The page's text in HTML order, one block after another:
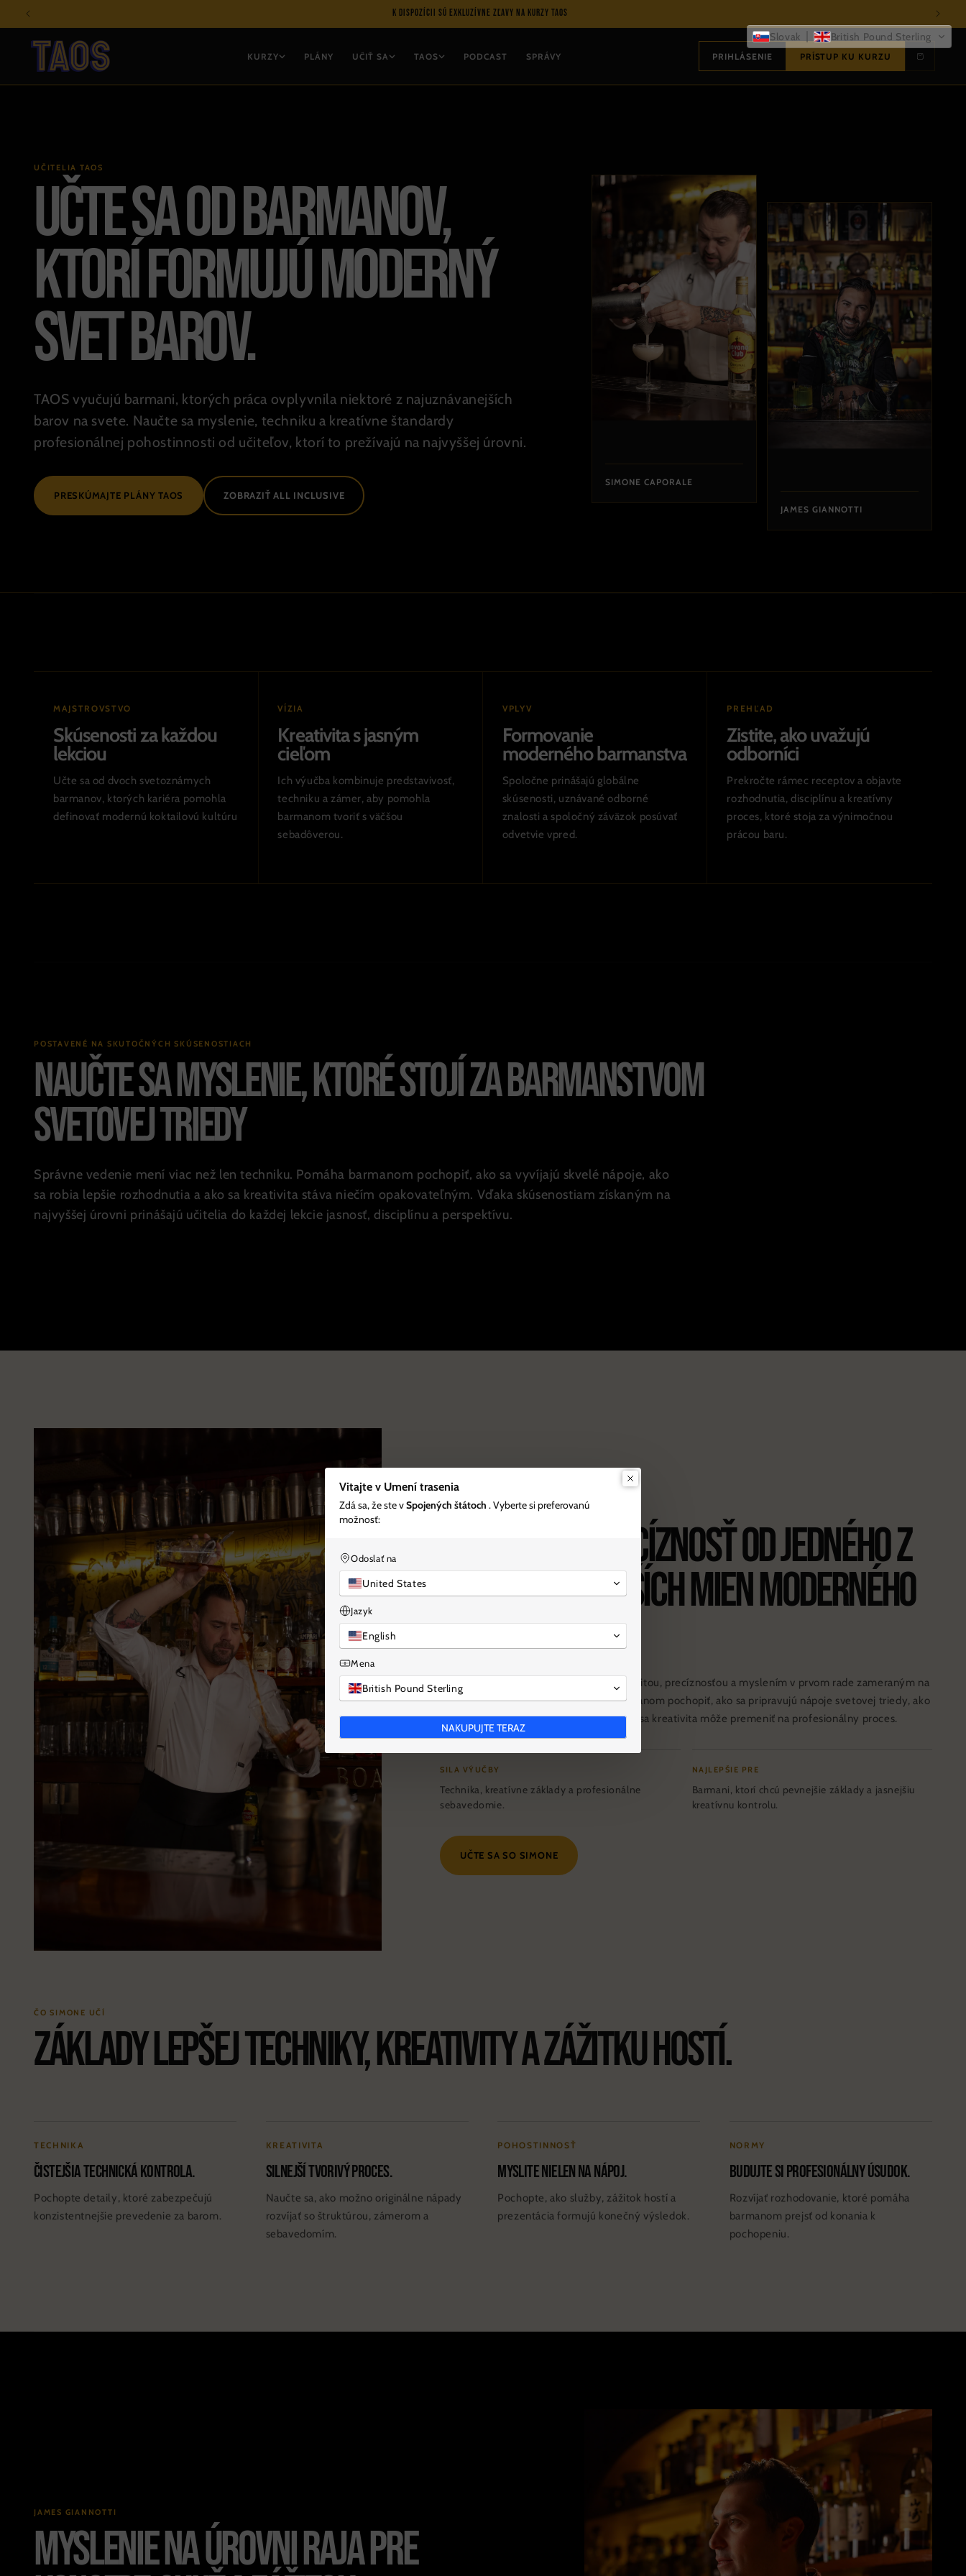
na
obsah
Ušetrite na balíkoch TAOS a all inclusive prístupe
KURZY PLÁNY UČIŤ SA TAOS PODCAST SPRÁVY PRIHLÁSENIE PRÍSTUP KU KURZU
UČITELIA TAOS
UČTE SA OD BARMANOV,
KTORÍ FORMUJÚ MODERNÝ
SVET BAROV.
TAOS vyučujú barmani, ktorých práca ovplyvnila niektoré z najuznávanejších
barov na svete. Naučte sa myslenie, techniku ​​a kreatívne štandardy
profesionálnej pohostinnosti od učiteľov, ktorí to prežívajú na najvyššej úrovni.
PRESKÚMAJTE PLÁNY TAOS ZOBRAZIŤ ALL INCLUSIVE
SIMONE CAPORALE
JAMES GIANNOTTI
MAJSTROVSTVO
Skúsenosti za každou
lekciou
Učte sa od dvoch svetoznámych
barmanov, ktorých kariéra pomohla
definovať modernú koktailovú kultúru
VÍZIA
Kreativita s jasným
cieľom
Ich výučba kombinuje predstavivosť,
techniku ​​a zámer, aby pomohla
barmanom tvoriť s väčšou
sebadôverou.
VPLYV
Formovanie
moderného barmanstva
Spoločne prinášajú globálne
skúsenosti, uznávané odborné
znalosti a spoločný záväzok posúvať
odvetvie vpred.
PREHĽAD
Zistite, ako uvažujú
odborníci
Prekročte rámec receptov a objavte
rozhodnutia, disciplínu a kreatívny
proces, ktoré stoja za výnimočnou
prácou baru.
POSTAVENÉ NA SKUTOČNÝCH SKÚSENOSTIACH
Naučte sa myslenie, ktoré stojí za barmanstvom
svetovej triedy
Správne vedenie mení viac než len techniku. Pomáha barmanom pochopiť, ako sa vyvíjajú skvelé nápoje, ako
sa robia lepšie rozhodnutia a ako sa kreativita stáva niečím opakovateľným. Vďaka skúsenostiam získaným na
najvyššej úrovni prinášajú učitelia do každej lekcie jasnosť, disciplínu a perspektívu.
SIMONE CAPORALE
Kreatívna precíznosť od jedného z
najuznávanejších mien moderného
barmanstva.
Simone Caporale je známy svojou kreativitou, precíznosťou a myslením v prvom rade zameraným na
pohostinnosť. Jeho výučba pomáha barmanom pochopiť, ako sa pripravujú nápoje svetovej triedy, ako
sa technika stáva kontrolovanejšou a ako sa kreativita môže premeniť na profesionálny proces.
SILA VÝUČBY
Technika, kreatívne základy a profesionálne
sebavedomie.
NAJLEPŠIE PRE
Barmani, ktorí chcú pevnejšie základy a jasnejšiu
kreatívnu kontrolu.
UČTE SA SO SIMONE
ČO SIMONE UČÍ
Základy lepšej techniky, kreativity a zážitku hostí.
TECHNIKA
Čistejšia technická kontrola.
Pochopte detaily, ktoré zabezpečujú
konzistentnejšie prevedenie za barom.
KREATIVITA
Silnejší tvorivý proces.
Naučte sa, ako možno originálne nápady
rozvíjať so štruktúrou, zámerom a
sebavedomím.
POHOSTINNOSŤ
Myslite nielen na nápoj.
Pochopte, ako služby, zážitok hostí a
prezentácia formujú konečný výsledok.
NORMY
Budujte si profesionálny úsudok.
Rozvíjať rozhodovanie, ktoré pomáha
barmanom prejsť od konania k
pochopeniu.
JAMES GIANNOTTI
Myslenie na úrovni raja pre
Slovak British Pound Sterling
Vitajte v Umení trasenia
Zdá sa, že ste vSpojených štátoch . Vyberte si preferovanú
možnosť:
Odoslať na
United States
Jazyk
English
Mena
British Pound Sterling
NAKUPUJTE TERAZ